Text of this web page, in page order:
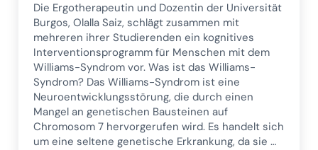
Die Ergotherapeutin und Dozentin der Universität
Burgos, Olalla Saiz, schlägt zusammen mit
mehreren ihrer Studierenden ein kognitives
Interventionsprogramm für Menschen mit dem
Williams-Syndrom vor. Was ist das Williams-
Syndrom? Das Williams-Syndrom ist eine
Neuroentwicklungsstörung, die durch einen
Mangel an genetischen Bausteinen auf
Chromosom 7 hervorgerufen wird. Es handelt sich
um eine seltene genetische Erkrankung, da sie …